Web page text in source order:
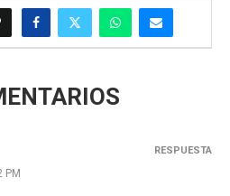
PM
RESPUESTA